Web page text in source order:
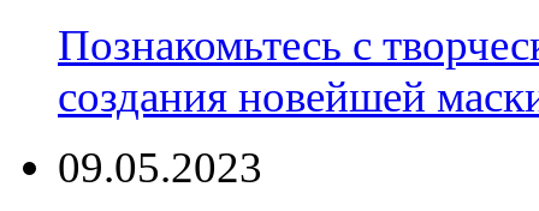
Познакомьтесь с
создания новейшей
09.05.2023